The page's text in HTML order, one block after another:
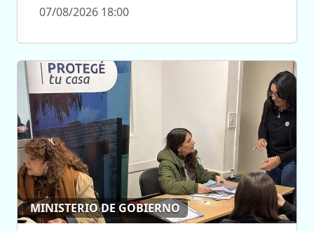
07/08/2026 18:00
MINISTERIO DE GOBIERNO